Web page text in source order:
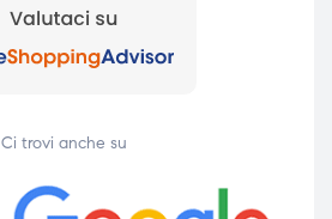
Ci trovi anche su